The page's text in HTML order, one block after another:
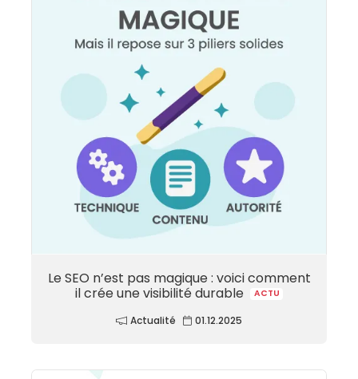
Le SEO n’est pas magique : voici comment
il crée une visibilité durable
ACTU
Actualité 01.12.2025